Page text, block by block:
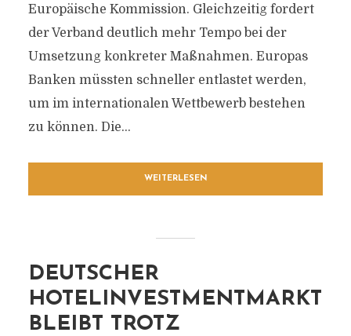
Europäische Kommission. Gleichzeitig fordert
der Verband deutlich mehr Tempo bei der
Umsetzung konkreter Maßnahmen. Europas
Banken müssten schneller entlastet werden,
um im internationalen Wettbewerb bestehen
zu können. Die...
WEITERLESEN
DEUTSCHER
HOTELINVESTMENTMARKT
BLEIBT TROTZ